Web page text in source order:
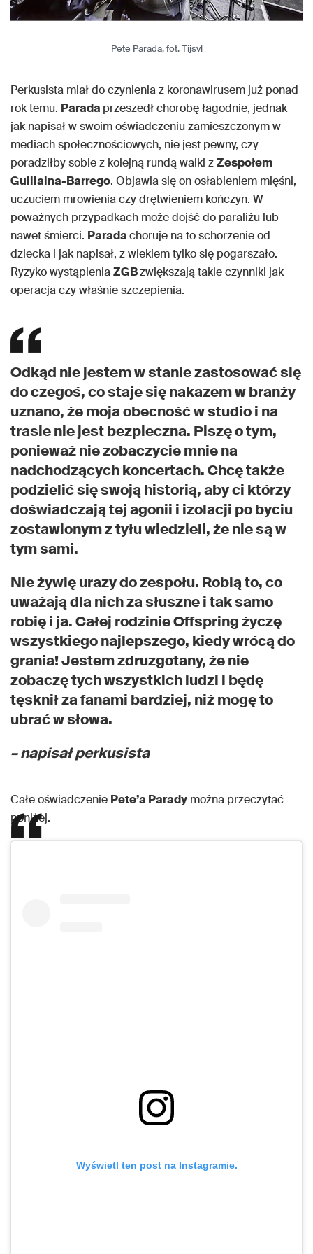
Pete Parada, fot. Tijsvl
Perkusista miał do czynienia z koronawirusem już ponad
rok temu. Parada przeszedł chorobę łagodnie, jednak
jak napisał w swoim oświadczeniu zamieszczonym w
mediach społecznościowych, nie jest pewny, czy
poradziłby sobie z kolejną rundą walki zZespołem
Guillaina-Barrego. Objawia się on osłabieniem mięśni,
uczuciem mrowienia czy drętwieniem kończyn. W
poważnych przypadkach może dojść do paraliżu lub
nawet śmierci. Paradachoruje na to schorzenie od
dziecka i jak napisał, z wiekiem tylko się pogarszało.
Ryzyko wystąpieniaZGBzwiększają takie czynniki jak
operacja czy właśnie szczepienia.
Odkąd nie jestem w stanie zastosować się
do czegoś, co staje się nakazem w branży
uznano, że moja obecność w studio i na
trasie nie jest bezpieczna. Piszę o tym,
ponieważ nie zobaczycie mnie na
nadchodzących koncertach. Chcę także
podzielić się swoją historią, aby ci którzy
doświadczają tej agonii i izolacji po byciu
zostawionym z tyłu wiedzieli, że nie są w
tym sami.
Nie żywię urazy do zespołu. Robią to, co
uważają dla nich za słuszne i tak samo
robię i ja. Całej rodzinie Offspring życzę
wszystkiego najlepszego, kiedy wrócą do
grania! Jestem zdruzgotany, że nie
zobaczę tych wszystkich ludzi i będę
tęsknił za fanami bardziej, niż mogę to
ubrać w słowa.
– napisał perkusista
Całe oświadczenie Pete’a Parady można przeczytać
poniżej.
Wyświetl ten post na Instagramie.